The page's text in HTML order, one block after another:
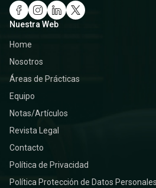
Nuestra Web
Home
Nosotros
Áreas de Prácticas
Equipo
Notas/Artículos
Revista Legal
Contacto
Política de Privacidad
Política Protección de Datos Personales